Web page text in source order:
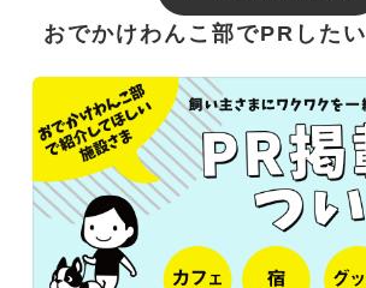
おでかけわんこ部でPRしたい